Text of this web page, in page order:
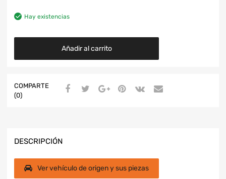
Hay existencias
Añadir al carrito
COMPARTE
(0)
DESCRIPCIÓN
Ver vehículo de origen y sus piezas